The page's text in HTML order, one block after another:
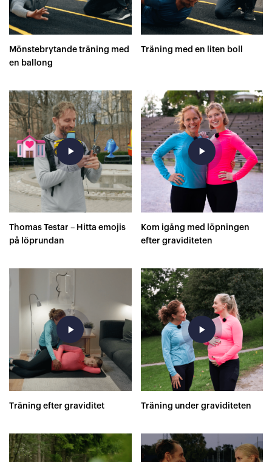
Mönstebrytande träning med
en ballong
Träning med en liten boll
play_arrow
Thomas Testar – Hitta emojis
på löprundan
play_arrow
Kom igång med löpningen
efter graviditeten
play_arrow
Träning efter graviditet
play_arrow
Träning under graviditeten